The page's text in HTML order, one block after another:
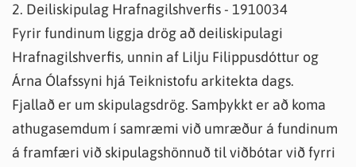
2. Deiliskipulag Hrafnagilshverfis - 1910034
Fyrir fundinum liggja drög að deiliskipulagi
Hrafnagilshverfis, unnin af Lilju Filippusdóttur og
Árna Ólafssyni hjá Teiknistofu arkitekta dags.
Fjallað er um skipulagsdrög. Samþykkt er að koma
athugasemdum í samræmi við umræður á fundinum
á framfæri við skipulagshönnuð til viðbótar við fyrri